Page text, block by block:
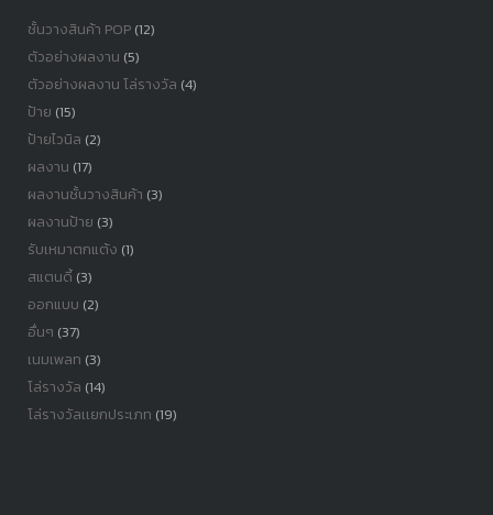
ชั้นวางสินค้า POP(12)
ตัวอย่างผลงาน (5)
ตัวอย่างผลงาน โล่รางวัล (4)
ป้าย (15)
ป้ายไวนิล (2)
ผลงาน (17)
ผลงานชั้นวางสินค้า (3)
ผลงานป้าย (3)
รับเหมาตกแต้ง (1)
สแตนดี้(3)
ออกแบบ (2)
อื่นๆ (37)
เนมเพลท (3)
โล่รางวัล (14)
โล่รางวัลเเยกประเภท (19)